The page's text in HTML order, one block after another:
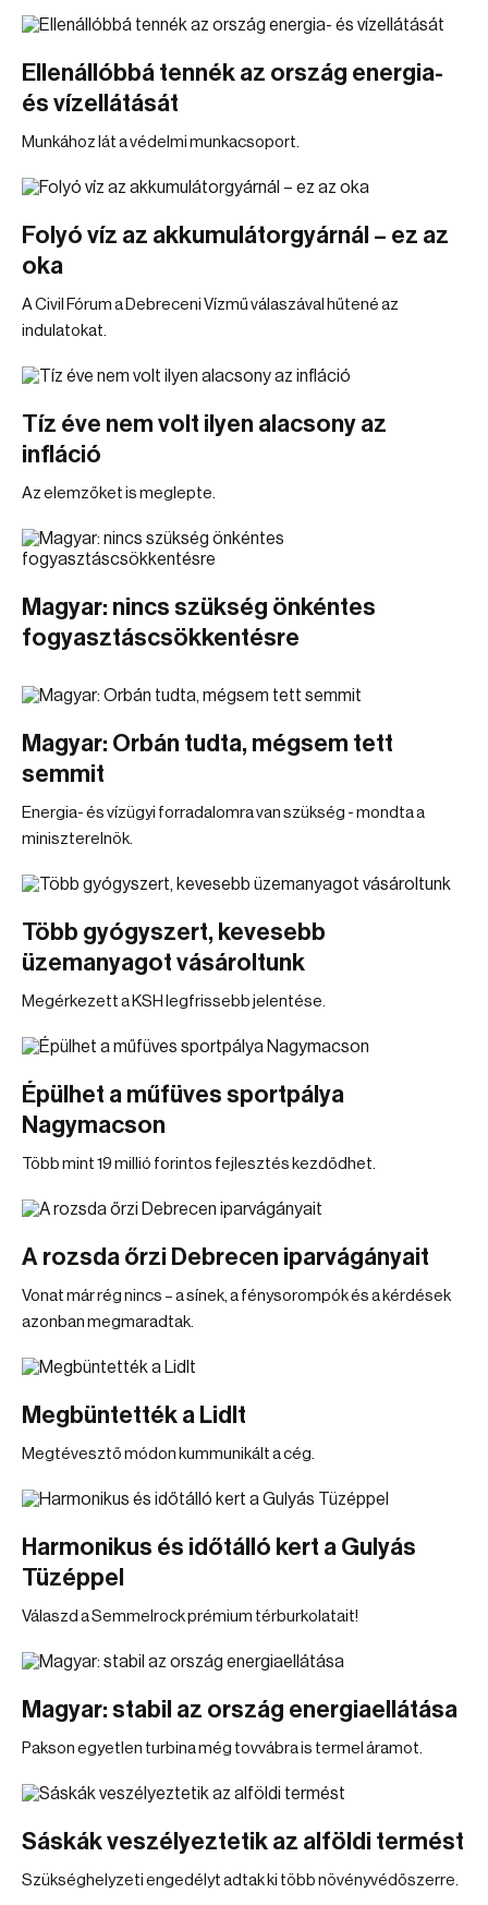
Ellenállóbbá tennék az ország energia-
és vízellátását
Munkához lát a védelmi munkacsoport.
Folyó víz az akkumulátorgyárnál – ez az
oka
A Civil Fórum a Debreceni Vízmű válaszával hűtené az
indulatokat.
Tíz éve nem volt ilyen alacsony az
infláció
Az elemzőket is meglepte.
Magyar: nincs szükség önkéntes
fogyasztáscsökkentésre
Magyar: Orbán tudta, mégsem tett
semmit
Energia- és vízügyi forradalomra van szükség - mondta a
miniszterelnök.
Több gyógyszert, kevesebb
üzemanyagot vásároltunk
Megérkezett a KSH legfrissebb jelentése.
Épülhet a műfüves sportpálya
Nagymacson
Több mint 19 millió forintos fejlesztés kezdődhet.
A rozsda őrzi Debrecen iparvágányait
Vonat már rég nincs – a sínek, a fénysorompók és a kérdések
azonban megmaradtak.
Megbüntették a Lidlt
Megtévesztő módon kummunikált a cég.
Harmonikus és időtálló kert a Gulyás
Tüzéppel
Válaszd a Semmelrock prémium térburkolatait!
Magyar: stabil az ország energiaellátása
Pakson egyetlen turbina még tovvábra is termel áramot.
Sáskák veszélyeztetik az alföldi termést
Szükséghelyzeti engedélyt adtak ki több növényvédőszerre.